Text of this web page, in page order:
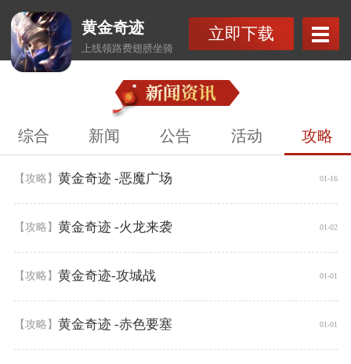
黄金奇迹
上线领路费翅膀坐骑
立即下载
综合 新闻 公告 活动 攻略
【攻略】 黄金奇迹 -恶魔广场 01-16
【攻略】 黄金奇迹 -火龙来袭 01-02
【攻略】 黄金奇迹-攻城战 01-01
【攻略】 黄金奇迹 -赤色要塞 01-01